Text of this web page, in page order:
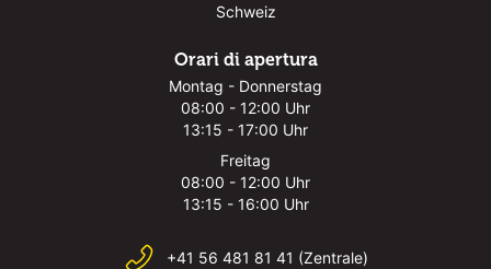
Schweiz
Orari di apertura
Montag - Donnerstag
08:00 - 12:00 Uhr
13:15 - 17:00 Uhr
Freitag
08:00 - 12:00 Uhr
13:15 - 16:00 Uhr
+41 56 481 81 41 (Zentrale)